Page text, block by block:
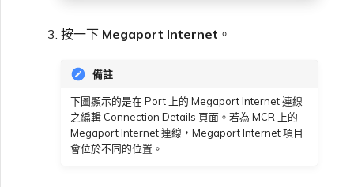
按一下 Megaport Internet 。
備註
下圖顯示的是在 Port 上的 Megaport Internet 連線
之編輯 Connection Details 頁面。若為 MCR 上的
Megaport Internet 連線，Megaport Internet 項目
會位於不同的位置。